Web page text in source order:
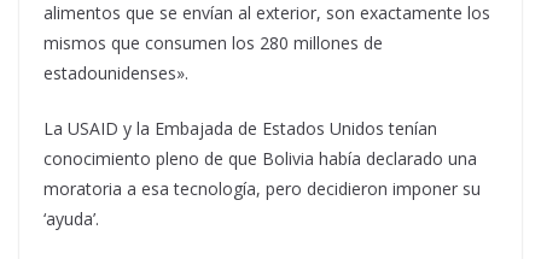
alimentos que se envían al exterior, son exactamente los
mismos que consumen los 280 millones de
estadounidenses».
La USAID y la Embajada de Estados Unidos tenían
conocimiento pleno de que Bolivia había declarado una
moratoria a esa tecnología, pero decidieron imponer su
‘ayuda’.